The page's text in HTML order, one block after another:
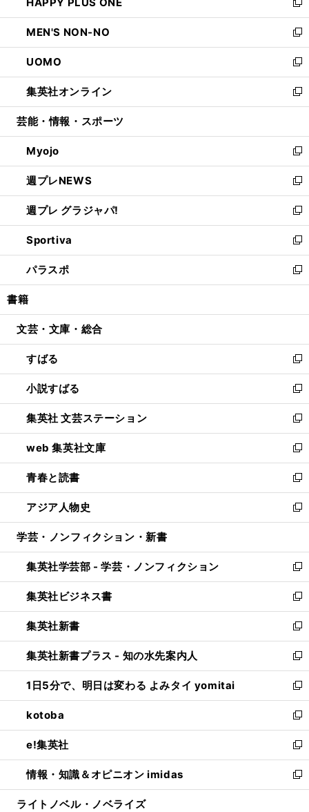
で
開
く
ド
ウ
で
開
く
ィ
ン
ド
ウ
で
開
く
い
ウ
ィ
ン
ド
ウ
で
開
新
し
い
ウ
ィ
ン
ド
ウ
開
く
MEN'S NON-NO
新
し
い
ウ
ィ
ン
ウ
で
開
く
UOMO
新
し
い
ウ
ン
ド
ウ
で
開
く
集英社オンライン
新
し
ウ
ィ
ン
ド
ウ
で
開
く
芸能・情報・スポーツ
Myojo
新
し
い
ウ
ィ
ン
ド
ウ
で
開
週プレNEWS
新
し
い
ウ
ィ
ン
ド
ウ
開
週プレ グラジャパ!
新
し
い
ウ
ィ
ン
ウ
開
く
Sportiva
新
し
い
ウ
ン
ウ
で
開
く
パラスポ
新
し
ウ
ン
ド
ウ
で
開
く
書籍
文芸・文庫・総合
すばる
新
し
い
ウ
ィ
ン
ド
ウ
で
開
く
小説すばる
新
し
い
ウ
ィ
ン
ド
ウ
で
開
集英社 文芸ステーション
新
し
い
ウ
ィ
ン
ド
ウ
開
く
web 集英社文庫
新
し
い
ウ
ィ
ン
ウ
で
開
く
青春と読書
新
し
い
ウ
ン
ド
ウ
で
開
く
アジア人物史
新
し
ウ
ィ
ン
ド
ウ
で
開
く
学芸・ノンフィクション・新書
集英社学芸部 - 学芸・ノンフィクション
新
し
い
ウ
ィ
ン
ド
ウ
で
開
く
集英社ビジネス書
新
し
い
ウ
ィ
ン
ド
ウ
で
開
く
集英社新書
新
し
い
ウ
ィ
ン
ド
ウ
で
開
く
集英社新書プラス - 知の水先案内人
新
し
い
ウ
ィ
ン
ド
ウ
で
開
1日5分で、明日は変わる よみタイ yomitai
新
し
い
ウ
ィ
ン
ド
ウ
kotoba
新
し
い
ウ
ィ
ン
e!集英社
新
し
い
ウ
情報・知識＆オピニオン imidas
新
し
ライトノベル・ノベライズ